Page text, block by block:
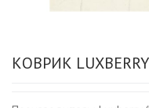
КОВРИК